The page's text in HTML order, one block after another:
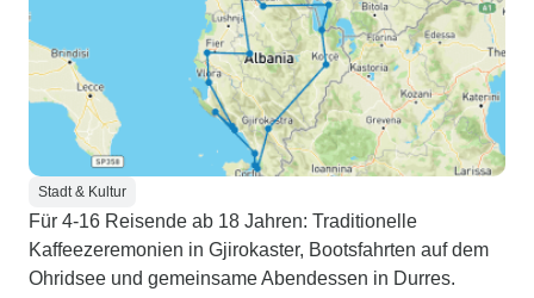
Stadt & Kultur
Für 4-16 Reisende ab 18 Jahren: Traditionelle
Kaffeezeremonien in Gjirokaster, Bootsfahrten auf dem
Ohridsee und gemeinsame Abendessen in Durres.